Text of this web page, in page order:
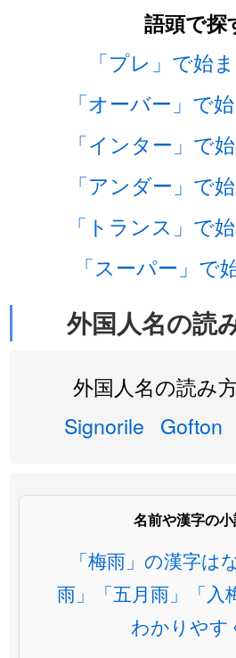
語頭で探
「プレ」で始
「オーバー」で
「インター」で
「アンダー」で
「トランス」で
「スーパー」で
外国人名の読
外国人名の読み
Signorile Gofton
名前や漢字の小
「梅雨」の漢字は
雨」「五月雨」「入
わかりやす